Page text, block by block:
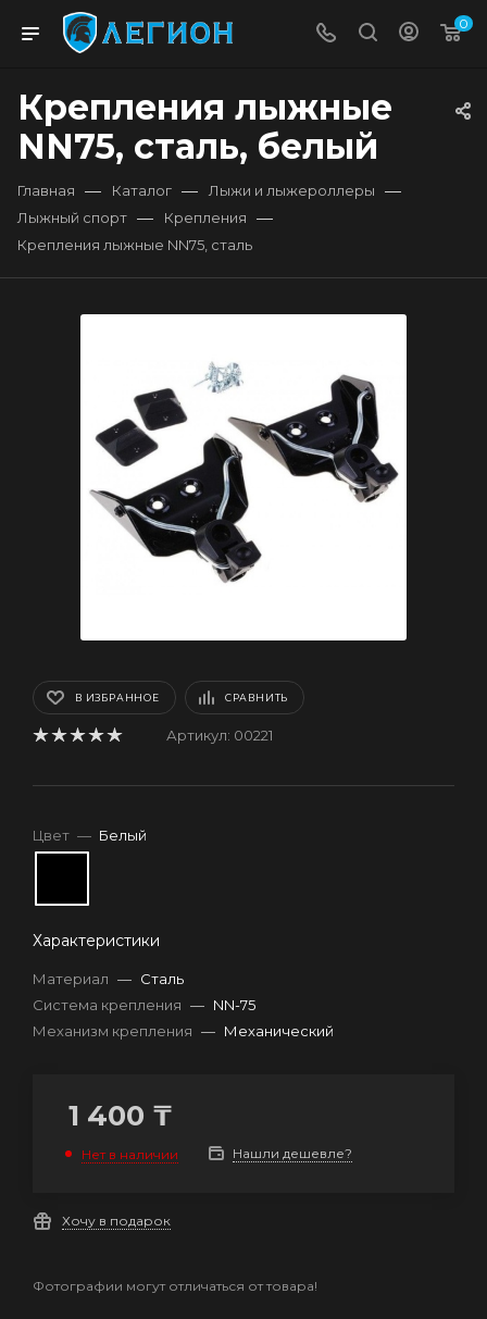
0
Крепления лыжные
NN75, сталь, белый
Главная — Каталог — Лыжи и лыжероллеры —
Лыжный спорт — Крепления —
Крепления лыжные NN75, сталь
В ИЗБРАННОЕ СРАВНИТЬ
Артикул: 00221
Цвет — Белый
Характеристики
Материал — Сталь
Система крепления — NN-75
Механизм крепления — Механический
1 400 ₸
Нет в наличии Нашли дешевле?
Хочу в подарок
Фотографии могут отличаться от товара!